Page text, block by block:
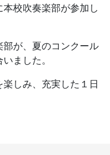
校吹奏楽部が参加し
が、夏のコンクール
ました。
しみ、充実した１日